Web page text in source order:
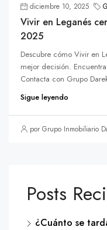
diciembre 10, 2025
Vivir en Leganés
2025
Descubre cómo Vivir en
mejor decisión.
Contacta con Grupo
Sigue leyendo
por Grupo Inmobiliario
Posts
¿Cuánto se